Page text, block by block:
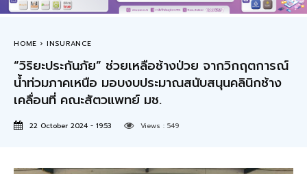
HOME INSURANCE
“วิริยะประกันภัย” ช่วยเหลือช้างป่วย จากวิกฤตการณ์
น้ำท่วมภาคเหนือ มอบงบประมาณสนับสนุนคลินิกช้าง
เคลื่อนที่ คณะสัตวแพทย์ มช.
22 October 2024 - 19:53 Views : 549